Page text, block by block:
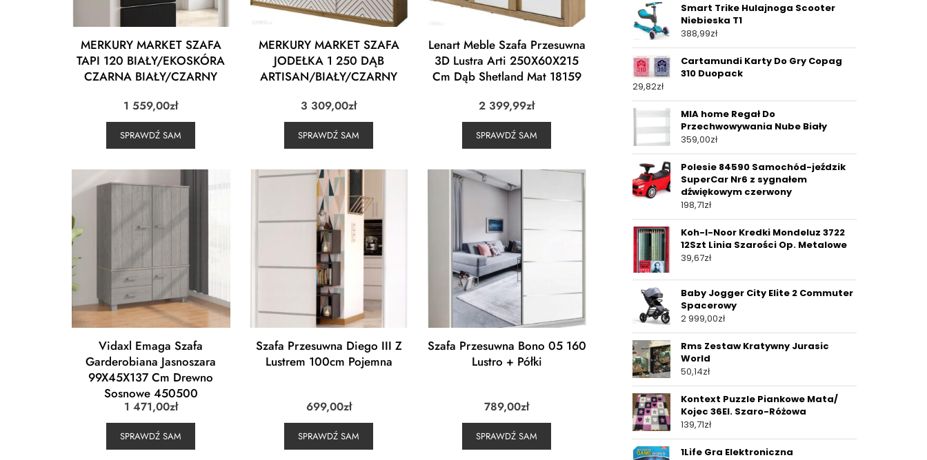
MERKURY MARKET SZAFA
TAPI 120 BIAŁY/EKOSKÓRA
CZARNA BIAŁY/CZARNY
1 559,00zł
SPRAWDŹ SAM
MERKURY MARKET SZAFA
JODEŁKA 1 250 DĄB
ARTISAN/BIAŁY/CZARNY
3 309,00zł
SPRAWDŹ SAM
Lenart Meble Szafa Przesuwna
3D Lustra Arti 250X60X215
Cm Dąb Shetland Mat 18159
2 399,99zł
SPRAWDŹ SAM
Vidaxl Emaga Szafa
Garderobiana Jasnoszara
99X45X137 Cm Drewno
Sosnowe 450500
1 471,00zł
SPRAWDŹ SAM
Szafa Przesuwna Diego III Z
Lustrem 100cm Pojemna
699,00zł
SPRAWDŹ SAM
Szafa Przesuwna Bono 05 160
Lustro + Półki
789,00zł
SPRAWDŹ SAM
Smart Trike Hulajnoga Scooter
Niebieska T1
388,99zł
Cartamundi Karty Do Gry Copag
310 Duopack
29,82zł
MIA home Regał Do
Przechwowywania Nube Biały
359,00zł
Polesie 84590 Samochód-jeździk
SuperCar Nr6 z sygnałem
dźwiękowym czerwony
198,71zł
Koh-I-Noor Kredki Mondeluz 3722
12Szt Linia Szarości Op. Metalowe
39,67zł
Baby Jogger City Elite 2 Commuter
Spacerowy
2 999,00zł
Rms Zestaw Kratywny Jurasic
World
50,14zł
Kontext Puzzle Piankowe Mata/
Kojec 36El. Szaro-Różowa
139,71zł
1Life Gra Elektroniczna